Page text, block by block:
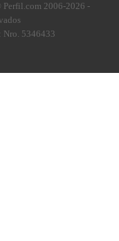
Perfil.com 2006-2026 -
Nro. 5346433